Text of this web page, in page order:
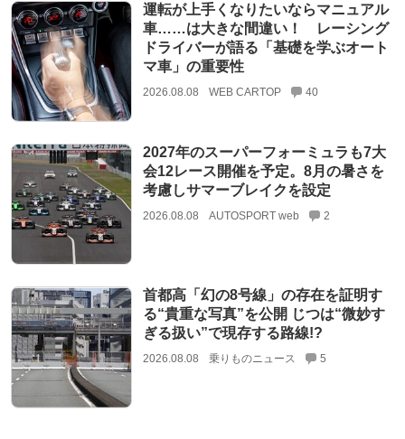
運転が上手くなりたいならマニュアル
車……は大きな間違い！ レーシング
ドライバーが語る「基礎を学ぶオート
マ車」の重要性
2026.08.08 WEB CARTOP 40
2027年のスーパーフォーミュラも7大
会12レース開催を予定。8月の暑さを
考慮しサマーブレイクを設定
2026.08.08 AUTOSPORT web 2
首都高「幻の8号線」の存在を証明す
る“貴重な写真”を公開 じつは“微妙す
ぎる扱い”で現存する路線!?
2026.08.08 乗りものニュース 5